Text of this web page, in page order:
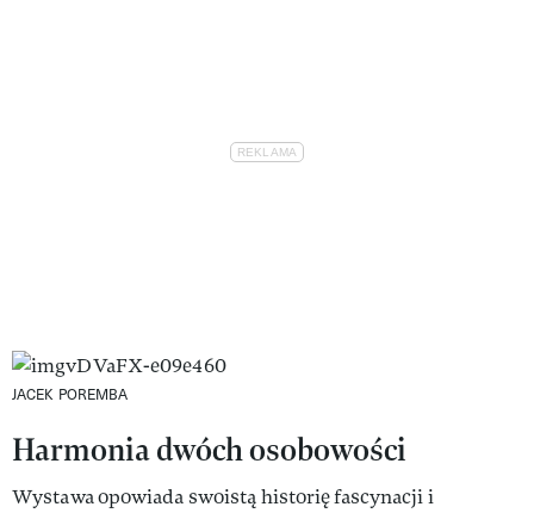
JACEK POREMBA
Harmonia dwóch osobowości
Wystawa opowiada swoistą historię fascynacji i